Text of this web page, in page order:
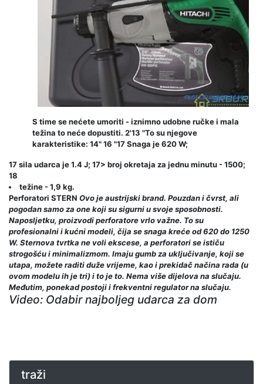
S time se nećete umoriti - iznimno udobne ručke i mala
težina to neće dopustiti. 2'13 "To su njegove
karakteristike: 14" 16 "17 Snaga je 620 W;
17 sila udarca je 1.4 J; 17> broj okretaja za jednu minutu - 1500;
18
težine - 1,9 kg.
Perforatori STERN Ovo je austrijski brand. Pouzdan i čvrst, ali
pogodan samo za one koji su sigurni u svoje sposobnosti.
Naposljetku, proizvodi perforatore vrlo važne. To su
profesionalni i kućni modeli, čija se snaga kreće od 620 do 1250
W. Sternova tvrtka ne voli ekscese, a perforatori se ističu
strogošću i minimalizmom. Imaju gumb za uključivanje, koji se
utapa, možete raditi duže vrijeme, kao i prekidač načina rada (u
ovom modelu ih je tri) i to je to. Nema više dijelova na slučaju.
Međutim, ponekad postoji i frekventni regulator na slučaju.
Video: Odabir najboljeg udarca za dom
traži